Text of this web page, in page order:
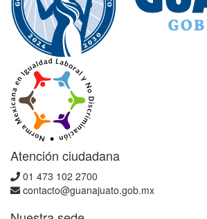
Atención ciudadana
01 473 102 2700
contacto@guanajuato.gob.mx